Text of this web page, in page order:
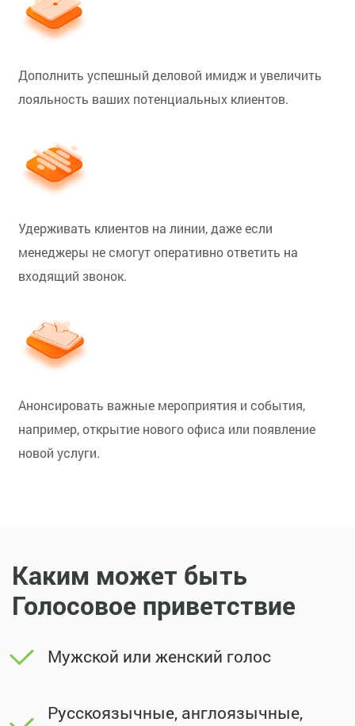
Дополнить успешный деловой имидж и увеличить
лояльность ваших потенциальных клиентов.
Удерживать клиентов на линии, даже если
менеджеры не смогут оперативно ответить на
входящий звонок.
Анонсировать важные мероприятия и события,
например, открытие нового офиса или появление
новой услуги.
Каким может быть
Голосовое приветствие
Мужской или женский голос
Русскоязычные, англоязычные,